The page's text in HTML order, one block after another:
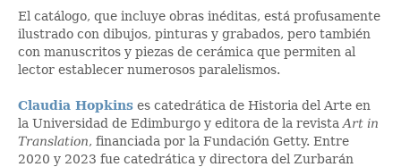
El catálogo, que incluye obras inéditas, está profusamente
ilustrado con dibujos, pinturas y grabados, pero también
con manuscritos y piezas de cerámica que permiten al
lector establecer numerosos paralelismos.
Claudia Hopkins es catedrática de Historia del Arte en
la Universidad de Edimburgo y editora de la revista Art in
Translation, financiada por la Fundación Getty. Entre
2020 y 2023 fue catedrática y directora del Zurbarán